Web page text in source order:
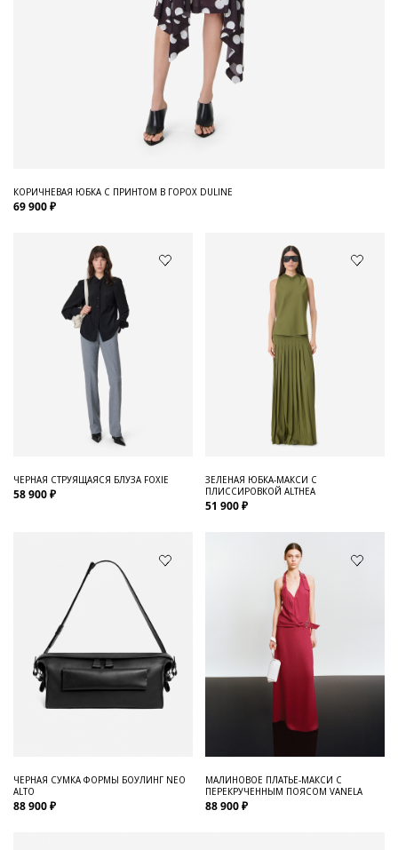
КОРИЧНЕВАЯ ЮБКА С ПРИНТОМ В ГОРОХ DULINE
69 900 ₽
ЧЕРНАЯ СТРУЯЩАЯСЯ БЛУЗА FOXIE
58 900 ₽
ЗЕЛЕНАЯ ЮБКА-МАКСИ С
ПЛИССИРОВКОЙ ALTHEA
51 900 ₽
ЧЕРНАЯ СУМКА ФОРМЫ БОУЛИНГ NEO
ALTO
88 900 ₽
МАЛИНОВОЕ ПЛАТЬЕ-МАКСИ С
ПЕРЕКРУЧЕННЫМ ПОЯСОМ VANELA
88 900 ₽